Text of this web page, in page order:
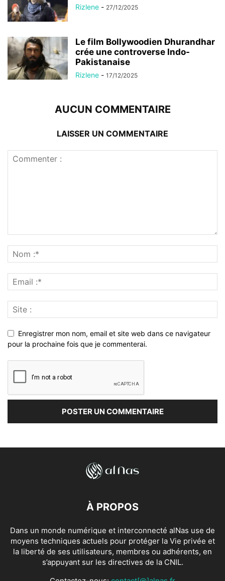
Rizlene - 27/12/2025
Le film Bollywoodien Dhurandhar
crée une controverse Indo-
Pakistanaise
Rizlene - 17/12/2025
AUCUN COMMENTAIRE
LAISSER UN COMMENTAIRE
Enregistrer mon nom, email et site web dans ce navigateur
pour la prochaine fois que je commenterai.
À PROPOS
Dans un monde numérique et interconnecté alNas use de
moyens techniques actuels pour protéger la Vie privée et
la liberté de ses utilisateurs, membres ou adhérents, en
s’appuyant sur les directives de la CNIL.